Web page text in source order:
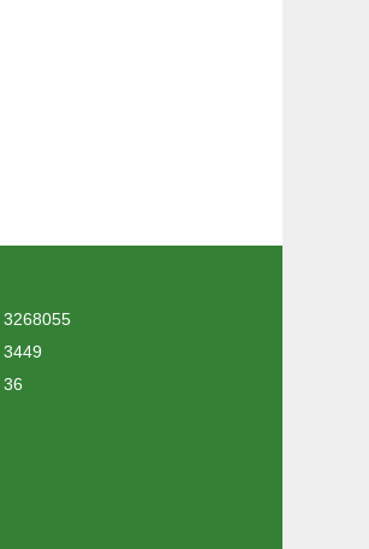
3268055
3449
36